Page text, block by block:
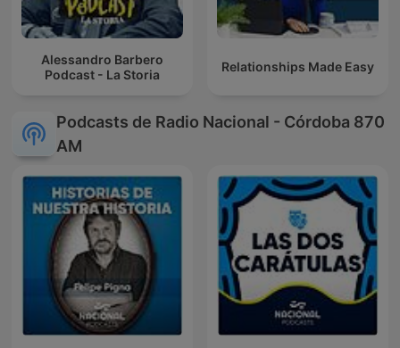
Alessandro Barbero
Podcast - La Storia
Relationships Made Easy
Podcasts de Radio Nacional - Córdoba 870
AM